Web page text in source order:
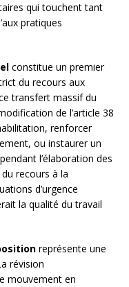
qui touchent tant
pratiques
constitue un premier
du recours aux
transfert massif du
de l’article 38
renforcer
ou instaurer un
l’élaboration des
recours à la
d’urgence
la qualité du travail
représente une
révision
mouvement en